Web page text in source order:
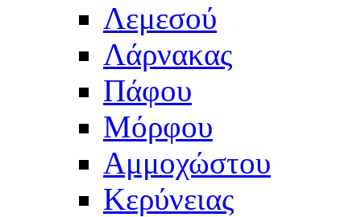
Λεμεσού
Λάρνακας
Πάφου
Μόρφου
Αμμοχώστου
Κερύνειας